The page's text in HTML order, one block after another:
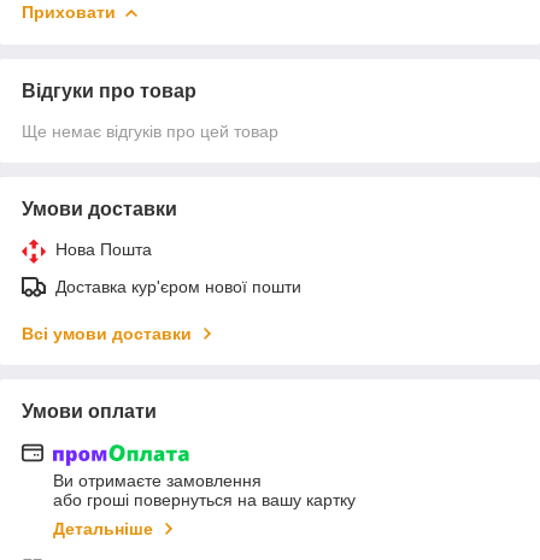
Приховати
Відгуки про товар
Ще немає відгуків про цей товар
Умови доставки
Нова Пошта
Доставка кур'єром нової пошти
Всі умови доставки
Умови оплати
Ви отримаєте замовлення
або гроші повернуться на вашу картку
Детальніше